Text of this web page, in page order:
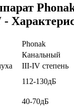
-
Phonak
Канальный
III-IV степень
112-130дБ
40-70дБ